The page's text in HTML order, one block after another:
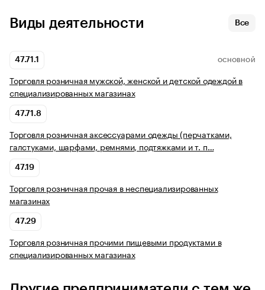
Виды деятельности Все
47.71.1 ОСНОВНОЙ
Торговля розничная мужской, женской и детской одеждой в
специализированных магазинах
47.71.8
Торговля розничная аксессуарами одежды (перчатками,
галстуками, шарфами, ремнями, подтяжками и т. п…
47.19
Торговля розничная прочая в неспециализированных
магазинах
47.29
Торговля розничная прочими пищевыми продуктами в
специализированных магазинах